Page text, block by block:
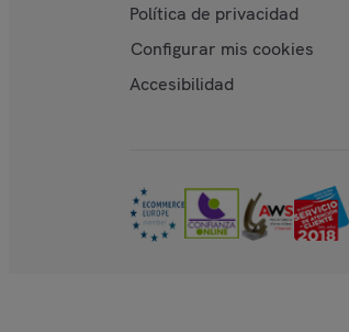
Política de privacidad
Configurar mis cookies
Accesibilidad